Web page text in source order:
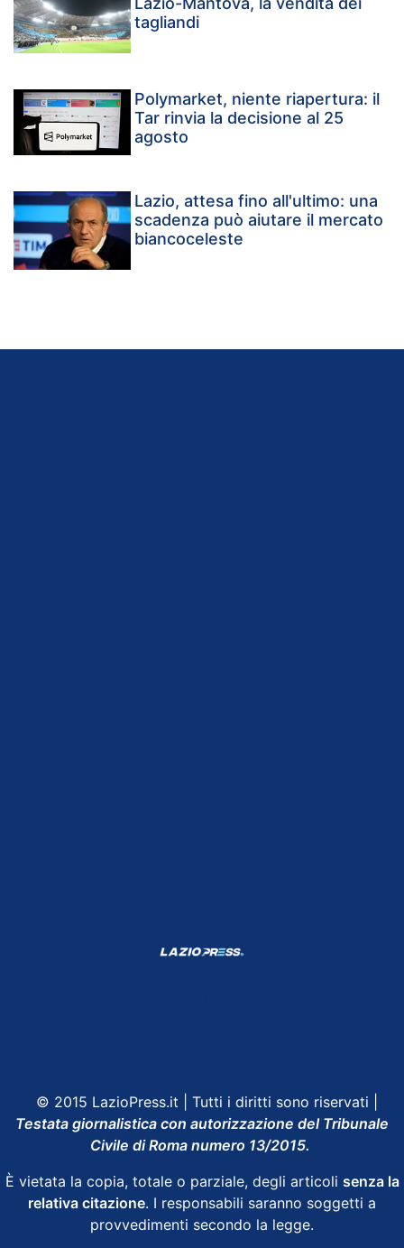
tagliandi
Polymarket, niente riapertura: il
Tar rinvia la decisione al 25
agosto
Lazio, attesa fino all'ultimo: una
scadenza può aiutare il mercato
biancoceleste
© 2015 LazioPress.it | Tutti i diritti sono riservati |
Testata giornalistica con autorizzazione del Tribunale
Civile di Roma numero 13/2015.
È vietata la copia, totale o parziale, degli articoli senza la
relativa citazione. I responsabili saranno soggetti a
provvedimenti secondo la legge.